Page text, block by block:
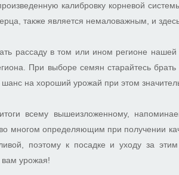
калибровку корневой
также является немаловажным, и
рассаду в том или ином регионе
При выборе семян старайтесь
шанс на хороший урожай при этом
всему вышеизложенному,
многом определяющим при получении
поэтому к посадке и уходу за
урожая!